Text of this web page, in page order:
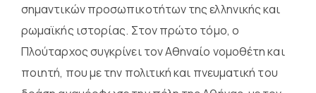
σημαντικών προσωπικοτήτων της ελληνικής και
ρωμαϊκής ιστορίας. Στον πρώτο τόμο, ο
Πλούταρχος συγκρίνει τον Αθηναίο νομοθέτη και
ποιητή, που με την πολιτική και πνευματική του